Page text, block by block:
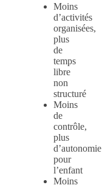
Moins
d’activités
organisées,
plus
de
temps
libre
non
structuré
Moins
de
contrôle,
plus
d’autonomie
pour
l’enfant
Moins